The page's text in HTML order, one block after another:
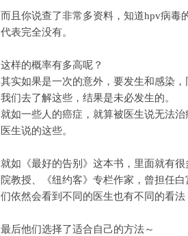
而且你说查了非常多资料，知道hpv病毒
代表完全没有。
这样的概率有多高呢？
其实如果是一次的意外，要发生和感染，
我们去了解这些，结果是未必发生的。
就如一些人的癌症，就算被医生说无法
医生说的这些。
就如《最好的告别》这本书，里面就有
院教授、《纽约客》专栏作家，曾担任
们依然会看到不同的医生也有不同的看法
最后他们选择了适合自己的方法～